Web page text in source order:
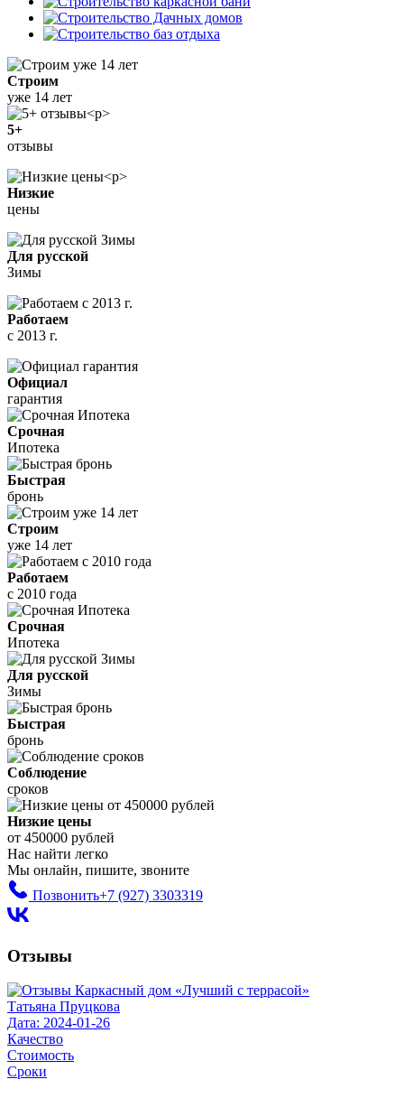
Строим
уже 14 лет
5+
отзывы
Низкие
цены
Для русской
Зимы
Работаем
с 2013 г.
Официал
гарантия
Срочная
Ипотека
Быстрая
бронь
Строим
уже 14 лет
Работаем
с 2010 года
Срочная
Ипотека
Для русской
Зимы
Быстрая
бронь
Соблюдение
сроков
Низкие цены
от 450000 рублей
Нас найти легко
Мы онлайн, пишите, звоните
Позвонить+7 (927) 3303319
Отзывы
Татьяна Пруцкова
Дата: 2024-01-26
Качество
Стоимость
Сроки